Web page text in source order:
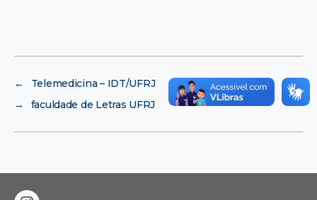
←
Telemedicina – IDT/UFRJ
→
faculdade de Letras UFRJ